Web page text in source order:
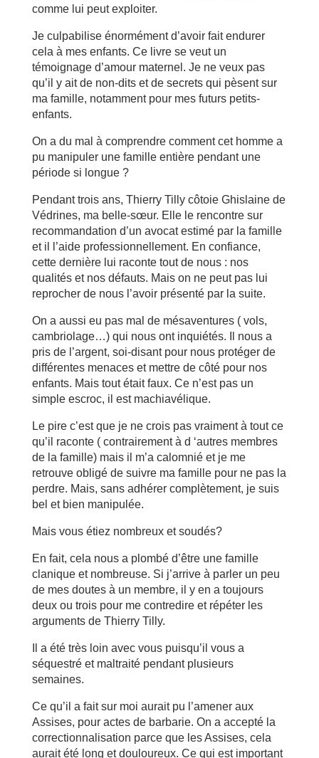
comme lui peut exploiter.
Je culpabilise énormément d’avoir fait endurer
cela à mes enfants. Ce livre se veut un
témoignage d’amour maternel. Je ne veux pas
qu’il y ait de non-dits et de secrets qui pèsent sur
ma famille, notamment pour mes futurs petits-
enfants.
On a du mal à comprendre comment cet homme a
pu manipuler une famille entière pendant une
période si longue ?
Pendant trois ans, Thierry Tilly côtoie Ghislaine de
Védrines, ma belle-sœur. Elle le rencontre sur
recommandation d’un avocat estimé par la famille
et il l’aide professionnellement. En confiance,
cette dernière lui raconte tout de nous : nos
qualités et nos défauts. Mais on ne peut pas lui
reprocher de nous l’avoir présenté par la suite.
On a aussi eu pas mal de mésaventures ( vols,
cambriolage…) qui nous ont inquiétés. Il nous a
pris de l’argent, soi-disant pour nous protéger de
différentes menaces et mettre de côté pour nos
enfants. Mais tout était faux. Ce n’est pas un
simple escroc, il est machiavélique.
Le pire c’est que je ne crois pas vraiment à tout ce
qu’il raconte ( contrairement à d ‘autres membres
de la famille) mais il m’a calomnié et je me
retrouve obligé de suivre ma famille pour ne pas la
perdre. Mais, sans adhérer complètement, je suis
bel et bien manipulée.
Mais vous étiez nombreux et soudés?
En fait, cela nous a plombé d’être une famille
clanique et nombreuse. Si j’arrive à parler un peu
de mes doutes à un membre, il y en a toujours
deux ou trois pour me contredire et répéter les
arguments de Thierry Tilly.
Il a été très loin avec vous puisqu’il vous a
séquestré et maltraité pendant plusieurs
semaines.
Ce qu’il a fait sur moi aurait pu l’amener aux
Assises, pour actes de barbarie. On a accepté la
correctionnalisation parce que les Assises, cela
aurait été long et douloureux. Ce qui est important